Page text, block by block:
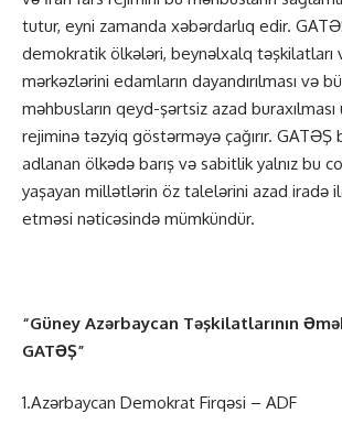
tutur, eyni zamanda xəbərdarlıq edir.
demokratik ölkələri, beynəlxalq təşkilatları
mərkəzlərini edamların dayandırılması və
məhbusların qeyd-şərtsiz azad
rejiminə təzyiq göstərməyə çağırır. GATƏŞ
adlanan ölkədə barış və sabitlik yalnız bu
yaşayan millətlərin öz talelərini azad iradə
etməsi nəticəsində mümkündür.
“Güney Azərbaycan Təşkilatlarının
GATƏŞ”
1.Azərbaycan Demokrat Firqəsi – ADF